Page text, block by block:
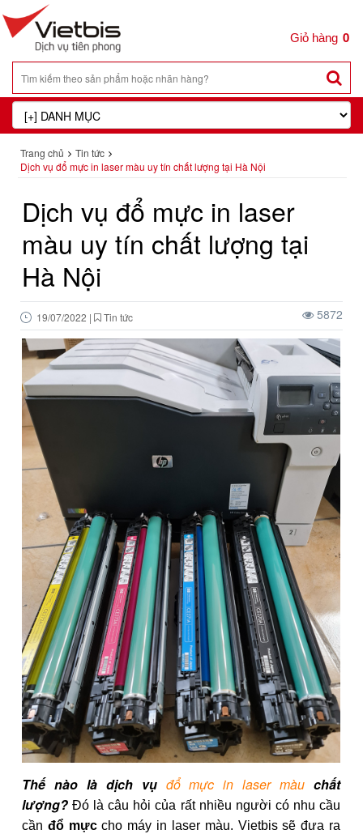
0
Trang chủ
Tin tức
Dịch vụ đổ mực in laser màu uy tín chất lượng tại Hà Nội
Dịch vụ đổ mực in laser
màu uy tín chất lượng tại
Hà Nội
19/07/2022 | Tin tức 5872
Thế nào là dịch vụ đổ mực in laser màu chất
lượng?Đó là câu hỏi của rất nhiều người có nhu cầu
cần đổ mựccho máy in laser màu. Vietbis sẽ đưa ra